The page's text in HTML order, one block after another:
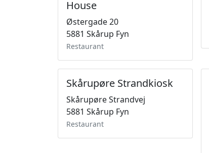
House
Østergade 20
5881 Skårup Fyn
Restaurant
Skårupøre Strandkiosk
Skårupøre Strandvej
5881 Skårup Fyn
Restaurant